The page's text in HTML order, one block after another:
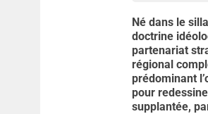
Né dans le
doctrine
partenariat
régional
prédominant
pour
supplantée,